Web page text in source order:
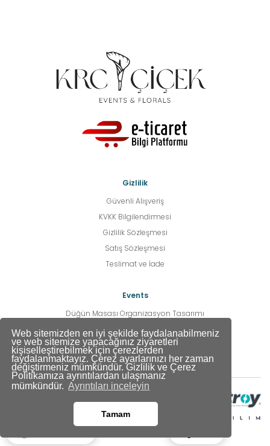
Web sitemizden en iyi şekilde faydalanabilmeniz
ve web sitemize yapacağınız ziyaretleri
kişiselleştirebilmek için çerezlerden
faydalanmaktayız. Çerez ayarlarınızı her zaman
değiştirmeniz mümkündür. Gizlilik ve Çerez
Politikamıza ayrıntılardan ulaşmanız
mümkündür. Ayrıntıları inceleyin
Tamam
Gizlilik
Güvenli Alışveriş
KVKK Bilgilendirmesi
Gizlilik Sözleşmesi
Satış Sözleşmesi
Teslimat ve İade
Events
Düğün Masası Organizasyon Tasarımı
Düğün Sezonu Açık Havada Profesyonel Hizmetler
Events